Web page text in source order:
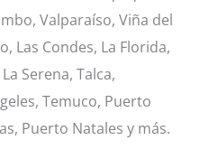
Valparaíso, Viña del
Las Condes, La Florida,
Serena, Talca,
Temuco, Puerto
Puerto Natales y más.